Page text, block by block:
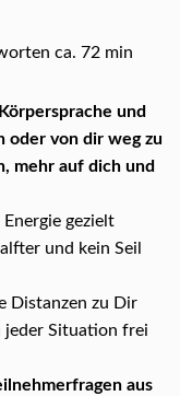
ca. 72 min
und
oder von dir weg zu
mehr auf dich und
gezielt
und kein Seil
Distanzen zu Dir
jeder Situation frei
aus